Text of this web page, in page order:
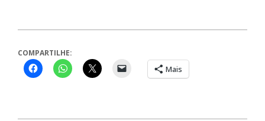
COMPARTILHE:
Mais